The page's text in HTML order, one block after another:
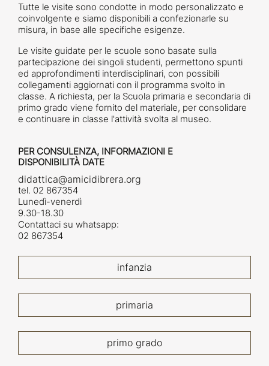
Tutte le visite sono condotte in modo personalizzato e
coinvolgente e siamo disponibili a confezionarle su
misura, in base alle specifiche esigenze.
Le visite guidate per le scuole sono basate sulla
partecipazione dei singoli studenti, permettono spunti
ed approfondimenti interdisciplinari, con possibili
collegamenti aggiornati con il programma svolto in
classe. A richiesta, per la Scuola primaria e secondaria di
primo grado viene fornito del materiale, per consolidare
e continuare in classe l'attività svolta al museo.
PER CONSULENZA, INFORMAZIONI E
DISPONIBILITÀ DATE
didattica@amicidibrera.org
tel. 02 867354
Lunedì-venerdì
9.30-18.30
Contattaci su whatsapp:
02 867354
infanzia
primaria
primo grado